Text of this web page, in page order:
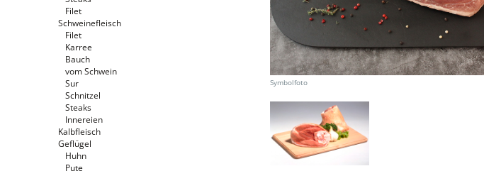
Filet
Schweinefleisch
Filet
Karree
Bauch
vom Schwein
Sur
Schnitzel
Steaks
Innereien
Kalbfleisch
Geflügel
Huhn
Pute